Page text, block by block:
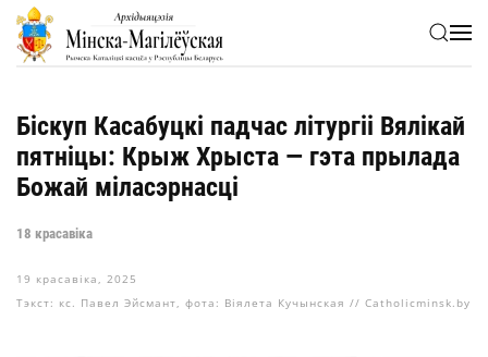
Skip to main content
Біскуп Касабуцкі падчас літургіі Вялікай
пятніцы: Крыж Хрыста — гэта прылада
Божай міласэрнасці
18 красавіка
19 красавіка, 2025
Тэкст: кс. Павел Эйсмант, фота: Віялета Кучынская // Catholicminsk.by